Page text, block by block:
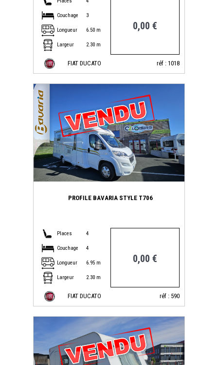
Couchage 3
Longueur 6.50 m
Largeur 2.30 m
0,00 €
FIAT DUCATO réf : 1018
PROFILE BAVARIA STYLE T706
Places 4
Couchage 4
Longueur 6.95 m
Largeur 2.30 m
0,00 €
FIAT DUCATO réf : 590